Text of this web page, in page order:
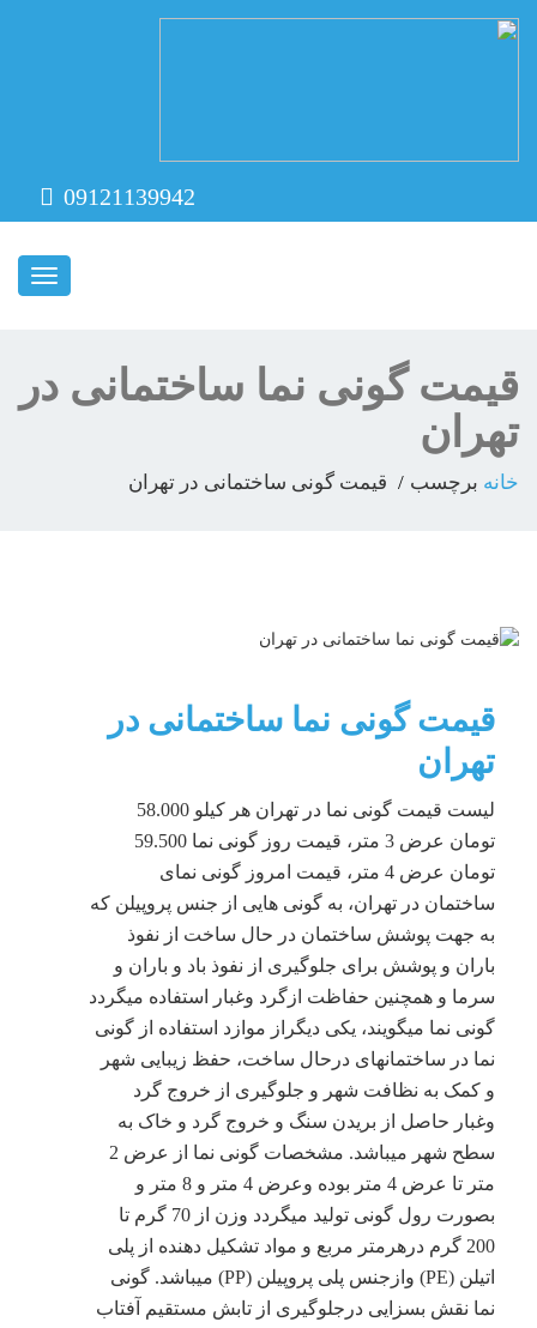
09121139942
ناوبری
قیمت گونی نما ساختمانی در
تهران
خانه برچسب قیمت گونی ساختمانی در تهران
قیمت گونی نما ساختمانی در
تهران
لیست قیمت گونی نما در تهران هر کیلو 58.000
تومان عرض 3 متر، قیمت روز گونی نما 59.500
تومان عرض 4 متر، قیمت امروز گونی نمای
ساختمان در تهران، به گونی هایی از جنس پروپیلن که
به جهت پوشش ساختمان در حال ساخت از نفوذ
باران و پوشش برای جلوگیری از نفوذ باد و باران و
سرما و همچنین حفاظت ازگرد وغبار استفاده میگردد
گونی نما میگویند، یکی دیگراز موازد استفاده از گونی
نما در ساختمانهای درحال ساخت، حفظ زیبایی شهر
و کمک به نظافت شهر و جلوگیری از خروج گرد
وغبار حاصل از بریدن سنگ و خروج گرد و خاک به
سطح شهر میباشد. مشخصات گونی نما از عرض 2
متر تا عرض 4 متر بوده وعرض 4 متر و 8 متر و
بصورت رول گونی تولید میگردد وزن از 70 گرم تا
200 گرم درهرمتر مربع و مواد تشکیل دهنده از پلی
اتیلن (PE) وازجنس پلی پروپیلن (PP) میباشد. گونی
نما نقش بسزایی درجلوگیری از تابش مستقیم آفتاب